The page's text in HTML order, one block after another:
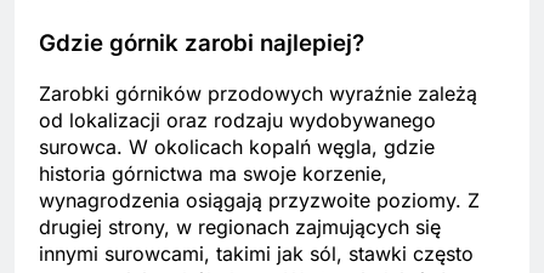
Gdzie górnik zarobi najlepiej?
Zarobki górników przodowych wyraźnie zależą
od lokalizacji oraz rodzaju wydobywanego
surowca. W okolicach kopalń węgla, gdzie
historia górnictwa ma swoje korzenie,
wynagrodzenia osiągają przyzwoite poziomy. Z
drugiej strony, w regionach zajmujących się
innymi surowcami, takimi jak sól, stawki często